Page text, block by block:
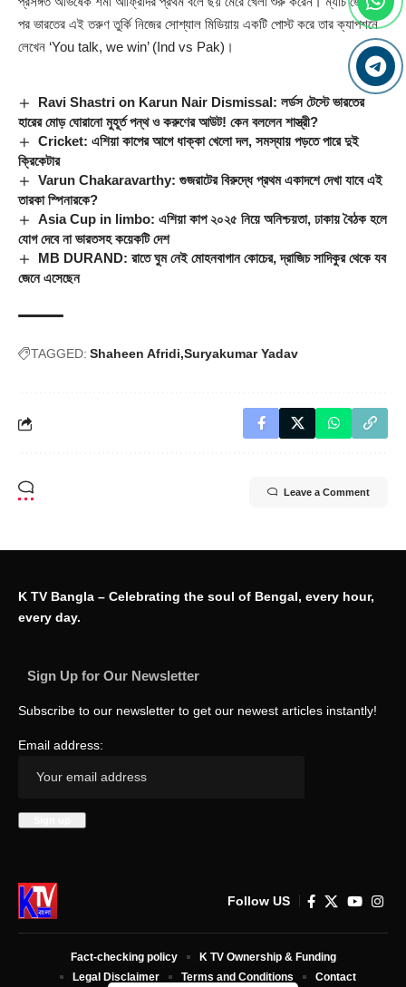
পর ভারতের এই তরুণ তুর্কি নিজের সোশ্যাল মিডিয়ায় একটি পোস্ট করে তার ক্যাপশনে
লেখেন ‘You talk, we win’ (Ind vs Pak)।
Ravi Shastri on Karun Nair Dismissal: লর্ডস টেস্টে ভারতের
হারের মোড় ঘোরানো মুহূর্ত পন্থ ও করুণের আউট! কেন বললেন শাস্ত্রী?
Cricket: এশিয়া কাপের আগে ধাক্কা খেলো দল, সমস্যায় পড়তে পারে দুই
ক্রিকেটার
Varun Chakaravarthy: গুজরাটের বিরুদ্ধে প্রথম একাদশে দেখা যাবে এই
তারকা স্পিনারকে?
Asia Cup in limbo: এশিয়া কাপ ২০২৫ নিয়ে অনিশ্চয়তা, ঢাকায় বৈঠক হলে
যোগ দেবে না ভারতসহ কয়েকটি দেশ
MB DURAND: রাতে ঘুম নেই মোহনবাগান কোচের, দ্রাজিচ সাদিকুর থেকে যব
জেনে এসেছেন
TAGGED: Shaheen Afridi Suryakumar Yadav
Leave a Comment
K TV Bangla – Celebrating the soul of Bengal, every hour,
every day.
Sign Up for Our Newsletter
Subscribe to our newsletter to get our newest articles instantly!
Email address:
Follow US
Fact-checking policy
K TV Ownership & Funding
Legal Disclaimer
Terms and Conditions Contact